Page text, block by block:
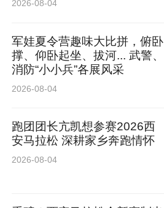
2026-08-04
军娃夏令营趣味大比拼，俯卧
撑、仰卧起坐、拔河... 武警、
消防“小小兵”各展风采
2026-08-04
跑团团长亢凯想参赛2026西
安马拉松 深耕家乡奔跑情怀
2026-08-04